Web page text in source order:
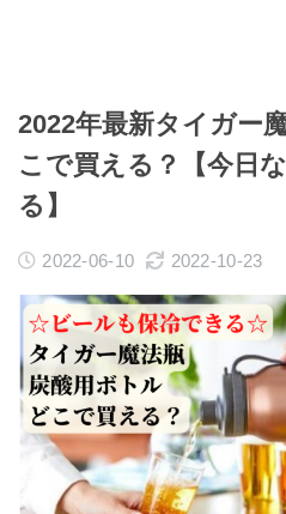
2022年最新タイガー
こで買える？【今日
る】
2022-06-10 2022-10-23